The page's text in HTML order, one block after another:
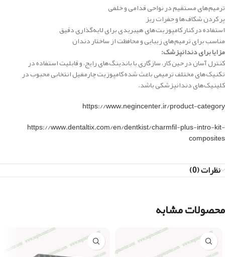
ترمیم‌های مستقیم در نواحی قدامی و خلفی
پر کردن شکاف‌ها و حفرات ریز
استفاده در کنار کامپوزیت‌های هیبریدی برای لایه‌گذاری دقیق
مناسب برای ترمیم‌های زیبایی و محافظت از ساختار دندان
مزایا برای دندانپزشک:
کنترل آسان در حین کار، سازگاری با باندینگ‌های رایج، و قابلیت استفاده در
تکنیک‌های مختلف ترمیمی باعث شده کامپوزیت چارمفیل انتخابی محبوب در
کلینیک‌های دندانپزشکی باشد.
https://www.negincenter.ir/product-category
https://www.dentaltix.com/en/dentkist/charmfil-plus-intro-kit-
composites
نظرات (0)
محصولات مشابه